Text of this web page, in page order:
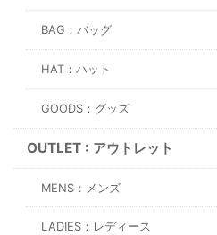
BAG：バッグ
HAT：ハット
GOODS：グッズ
OUTLET : アウトレット
MENS：メンズ
LADIES：レディース